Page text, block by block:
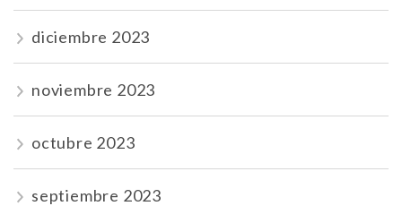
diciembre 2023
noviembre 2023
octubre 2023
septiembre 2023